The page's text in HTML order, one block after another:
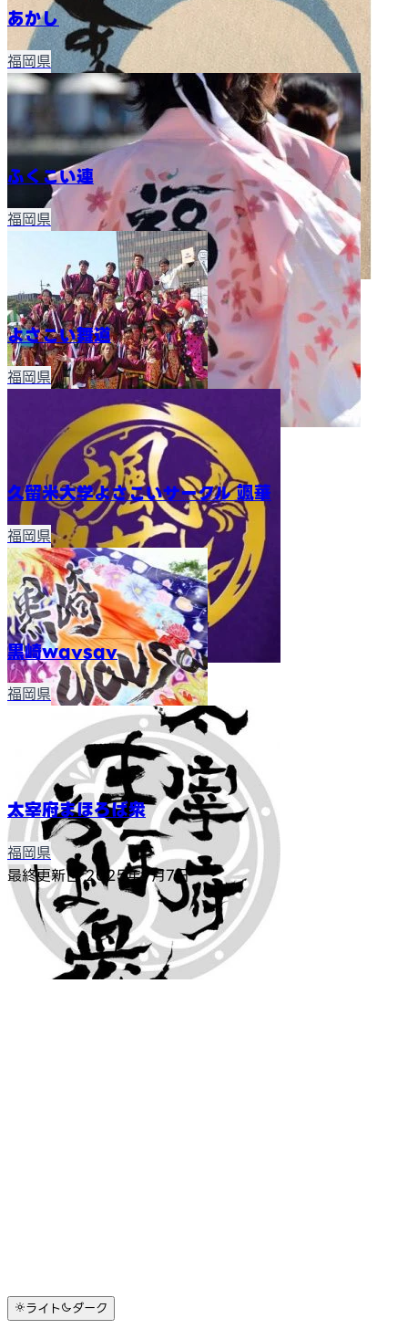
あかし
福岡県
ふくこい連
福岡県
よさこい舞道
福岡県
久留米大学よさこいサークル 颯華
福岡県
黒崎wavsav
福岡県
太宰府まほろば衆
福岡県
最終更新日2025年9月7日
ライト ダーク